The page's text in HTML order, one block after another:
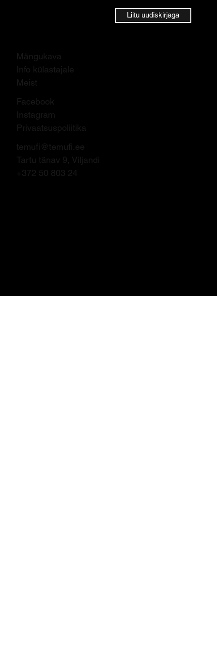
Liitu uudiskirjaga
Mängukava
Info külastajale
Meist
Facebook
Instagram
Privaatsuspoliitika
temufi@temufi.ee
Tartu tänav 9, Viljandi
+372 50 803 24